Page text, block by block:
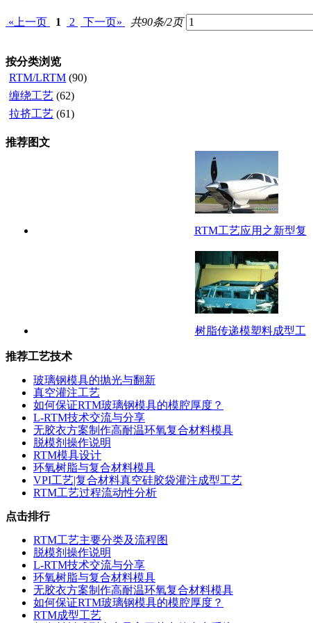
«上一页 1 2 下一页» 共90条/2页
按分类浏览
RTM/LRTM (90)
缠绕工艺 (62)
拉挤工艺 (61)
推荐图文
RTM工艺应用之新型复
树脂传递模塑料成型工
推荐工艺技术
玻璃钢模具的抛光与翻新
真空灌注工艺
如何保证RTM玻璃钢模具的模腔厚度？
L-RTM技术交流与分享
无胶衣方案制作高耐温环氧复合材料模具
脱模剂操作说明
RTM模具设计
环氧树脂与复合材料模具
VPI工艺|复合材料真空硅胶袋灌注成型工艺
RTM工艺过程流动性分析
点击排行
RTM工艺主要分类及流程图
脱模剂操作说明
L-RTM技术交流与分享
环氧树脂与复合材料模具
无胶衣方案制作高耐温环氧复合材料模具
如何保证RTM玻璃钢模具的模腔厚度？
RTM成型工艺